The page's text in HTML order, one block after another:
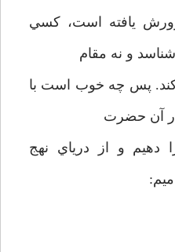
يافته است، کسي
و نه مقام
کند. پس چه خوب است با
آن حضرت
دهيم و از درياي نهج